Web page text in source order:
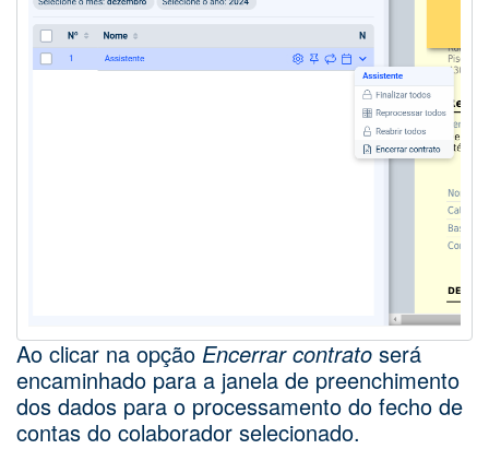
Ao clicar na opção Encerrar contrato será
encaminhado para a janela de preenchimento
dos dados para o processamento do fecho de
contas do colaborador selecionado.